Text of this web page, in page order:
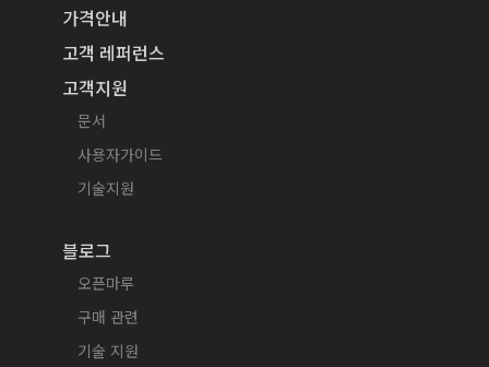
가격안내
고객 레퍼런스
고객지원
문서
사용자가이드
기술지원
블로그
오픈마루
구매 관련
기술 지원